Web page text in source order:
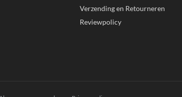
Verzending en Retourneren
Reviewpolicy